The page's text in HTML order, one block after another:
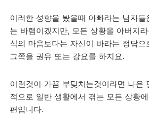
이러한 성향을 봤을때 아빠라는 남자
는 바램이겠지만, 모든 상황을 아버지
식의 마음보다는 자신이 바라는 정답으
그쪽을 권유 또는 강요를 하지요.
이런것이 가끔 부딪치는것이라면 나은
적으로 일반 생활에서 겪는 모든 상황
편입니다.